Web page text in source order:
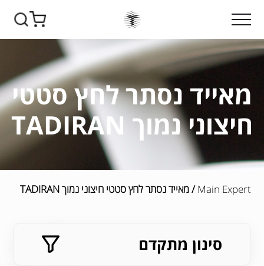
מאייד נסתר לחץ סטטי
חיצוני נמוך TADIRAN
Main Expert / מאייד נסתר לחץ סטטי חיצוני נמוך TADIRAN
סינון מתקדם